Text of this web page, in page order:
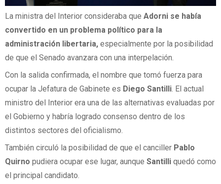
La ministra del Interior consideraba que Adorni se había
convertido en un problema político para la
administración libertaria, especialmente por la posibilidad
de que el Senado avanzara con una interpelación.
Con la salida confirmada, el nombre que tomó fuerza para
ocupar la Jefatura de Gabinete es Diego Santilli. El actual
ministro del Interior era una de las alternativas evaluadas por
el Gobierno y habría logrado consenso dentro de los
distintos sectores del oficialismo.
También circuló la posibilidad de que el canciller Pablo
Quirno pudiera ocupar ese lugar, aunque Santilli quedó como
el principal candidato.